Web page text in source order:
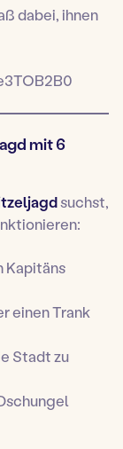
dabei, ihnen
mit 6
suchst,
Kapitäns
einen Trank
Stadt zu